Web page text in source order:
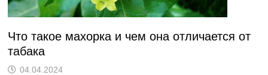
Что такое махорка и чем она отличается от
табака
04.04.2024